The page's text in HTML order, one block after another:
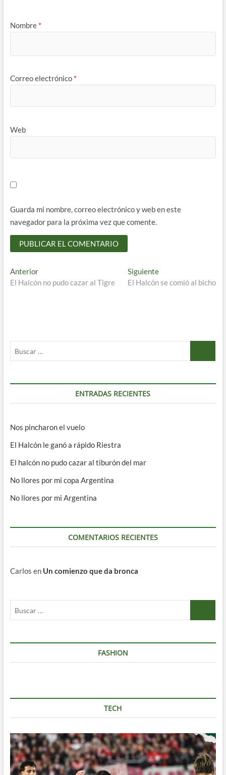
Nombre *
Correo electrónico *
Web
Guarda mi nombre, correo electrónico y web en este
navegador para la próxima vez que comente.
Navegación
de
AnteriorEntrada
anterior:
El Halcón no pudo cazar al Tigre
SiguienteEntrada
siguiente:
El Halcón se comió al bicho
ENTRADAS RECIENTES
Nos pincharon el vuelo
El Halcón le ganó a rápido Riestra
El halcón no pudo cazar al tiburón del mar
No llores por mi copa Argentina
No llores por mi Argentina
COMENTARIOS RECIENTES
Carlos en Un comienzo que da bronca
FASHION
TECH